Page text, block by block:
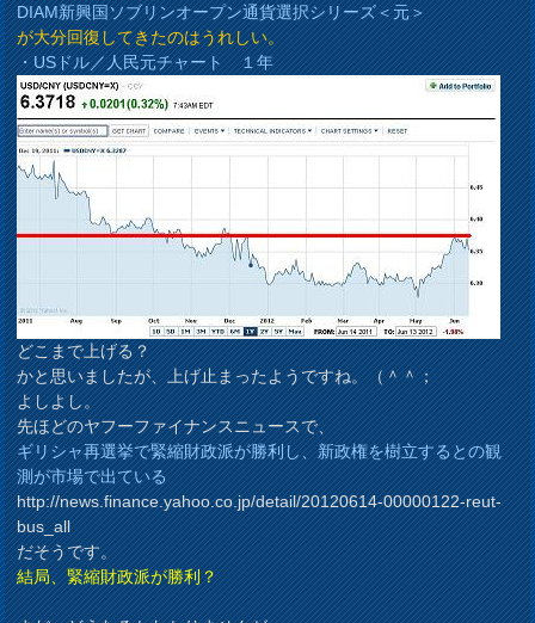
DIAM新興国ソブリンオープン通貨選択シリーズ＜元＞
が大分回復してきたのはうれしい。
・USドル／人民元チャート １年
どこまで上げる？
かと思いましたが、上げ止まったようですね。（＾＾；
よしよし。
先ほどのヤフーファイナンスニュースで、
ギリシャ再選挙で緊縮財政派が勝利し、新政権を樹立するとの観
測が市場で出ている
http://news.finance.yahoo.co.jp/detail/20120614-00000122-reut-
bus_all
だそうです。
結局、緊縮財政派が勝利？